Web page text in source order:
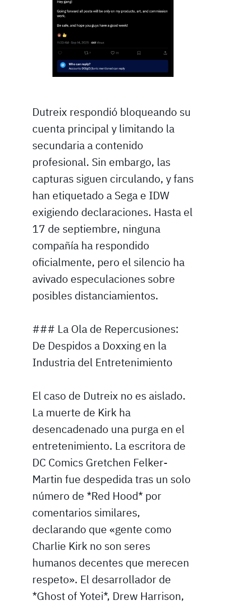
Dutreix respondió bloqueando su
cuenta principal y limitando la
secundaria a contenido
profesional. Sin embargo, las
capturas siguen circulando, y fans
han etiquetado a Sega e IDW
exigiendo declaraciones. Hasta el
17 de septiembre, ninguna
compañía ha respondido
oficialmente, pero el silencio ha
avivado especulaciones sobre
posibles distanciamientos.
### La Ola de Repercusiones:
De Despidos a Doxxing en la
Industria del Entretenimiento
El caso de Dutreix no es aislado.
La muerte de Kirk ha
desencadenado una purga en el
entretenimiento. La escritora de
DC Comics Gretchen Felker-
Martin fue despedida tras un solo
número de *Red Hood* por
comentarios similares,
declarando que «gente como
Charlie Kirk no son seres
humanos decentes que merecen
respeto». El desarrollador de
*Ghost of Yotei*, Drew Harrison,